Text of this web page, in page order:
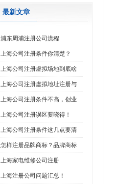
最新文章
浦东周浦注册公司流程
上海公司注册条件你清楚？
上海公司注册虚拟场地到底啥
上海公司注册虚拟地址注册与
上海公司注册条件不高，创业
上海公司注册误区要晓得！
上海公司注册条件这几点要清
怎样注册品牌商标？品牌商标
上海家电维修公司注册
上海注册公司问题汇总！